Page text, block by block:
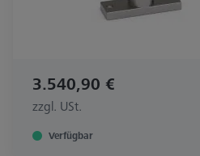
3.540,90 €
zzgl. USt.
Verfügbar